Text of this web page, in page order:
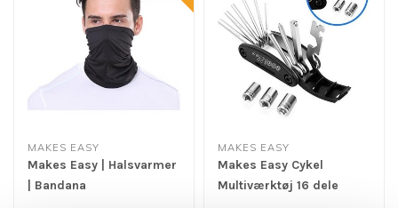
MAKES EASY
Makes Easy | Halsvarmer
| Bandana
MAKES EASY
Makes Easy Cykel
Multiværktøj 16 dele